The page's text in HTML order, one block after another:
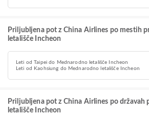
Priljubljena pot z China Airlines po mestih
letališče Incheon
Leti od Taipei do Mednarodno letališče Incheon
Leti od Kaohsiung do Mednarodno letališče Incheon
Priljubljena pot z China Airlines po
letališče Incheon